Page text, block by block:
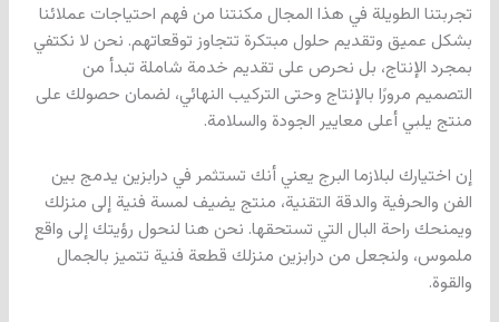
تجربتنا الطويلة في هذا المجال مكنتنا من فهم احتياجات عملائنا
بشكل عميق وتقديم حلول مبتكرة تتجاوز توقعاتهم. نحن لا نكتفي
بمجرد الإنتاج، بل نحرص على تقديم خدمة شاملة تبدأ من
التصميم مرورًا بالإنتاج وحتى التركيب النهائي، لضمان حصولك على
منتج يلبي أعلى معايير الجودة والسلامة.
إن اختيارك لبلازما البرج يعني أنك تستثمر في درابزين يدمج بين
الفن والحرفية والدقة التقنية، منتج يضيف لمسة فنية إلى منزلك
ويمنحك راحة البال التي تستحقها. نحن هنا لنحول رؤيتك إلى واقع
ملموس، ولنجعل من درابزين منزلك قطعة فنية تتميز بالجمال
والقوة.